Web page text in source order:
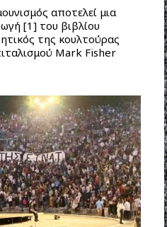
αποτελεί μια
[1] του βιβλίου
της κουλτούρας
Mark Fisher